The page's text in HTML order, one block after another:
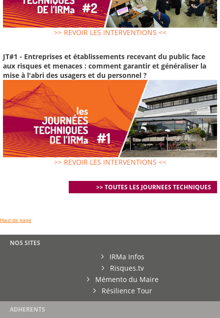
>> REVOIR LES INTERVENTIONS <<
JT#1 - Entreprises et établissements recevant du public face
aux risques et menaces : comment garantir et généraliser la
mise à l'abri des usagers et du personnel ?
>> REVOIR LES INTERVENTIONS <<
>> TOUTES LES JOURNEES TECHNIQUES
Haut de page
NOS SITES
IRMa Infos
Risques.tv
Mémento du Maire
Résilience Tour
ADHERENTS